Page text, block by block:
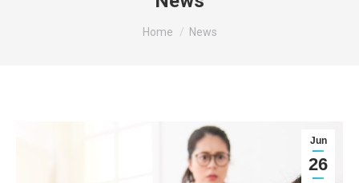
You are here:
Home News
Jun
26